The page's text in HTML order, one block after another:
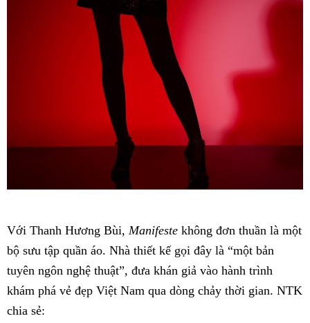
Với Thanh Hương Bùi, Manifeste không đơn thuần là một
bộ sưu tập quần áo. Nhà thiết kế gọi đây là “một bản
tuyên ngôn nghệ thuật”, đưa khán giả vào hành trình
khám phá vẻ đẹp Việt Nam qua dòng chảy thời gian. NTK
chia sẻ: